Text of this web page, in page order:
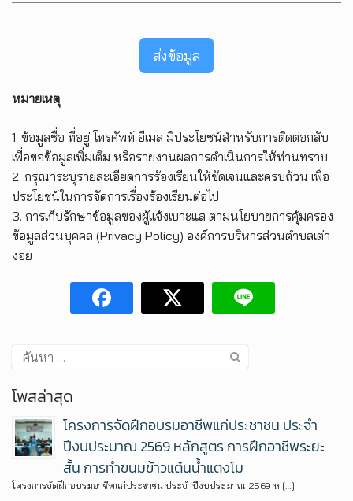
ส่งข้อมูล
หมายเหตุ
1. ข้อมูลชื่อ ที่อยู่ โทรศัพท์ อีเมล มีประโยชน์สำหรับการติดต่อกลับ
เพื่อขอข้อมูลเพิ่มเติม หรือรายงานผลการดำเนินการให้ท่านทราบ
2. กรุณาระบุรายละเอียดการร้องเรียนให้ชัดเจนและครบถ้วน เพื่อ
ประโยชน์ในการจัดการเรื่องร้องเรียนต่อไป
3. การเก็บรักษาข้อมูลของผู้แจ้งเบาะแส ตามนโยบายการคุ้มครอง
ข้อมูลส่วนบุคคล (Privacy Policy) องค์การบริหารส่วนตำบลเต่า
งอย
โพสล่าสุด
โครงการจัดฝึกอบรมอาชีพแก่ประชาชน ประจำ
ปีงบประมาณ 2569 หลักสูตร การฝึกอาชีพระยะ
สั้น การทำขนมข้าวแต๋นน้ำแตงโม
โครงการจัดฝึกอบรมอาชีพแก่ประชาชน ประจำปีงบประมาณ 2569 ห […]